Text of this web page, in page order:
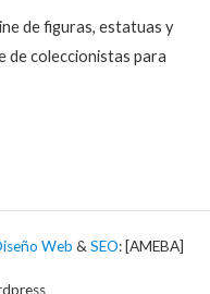
de figuras, estatuas y
de coleccionistas para
Web & SEO: [AMEBA]